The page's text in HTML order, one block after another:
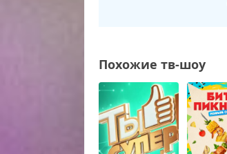
Похожие тв-шоу